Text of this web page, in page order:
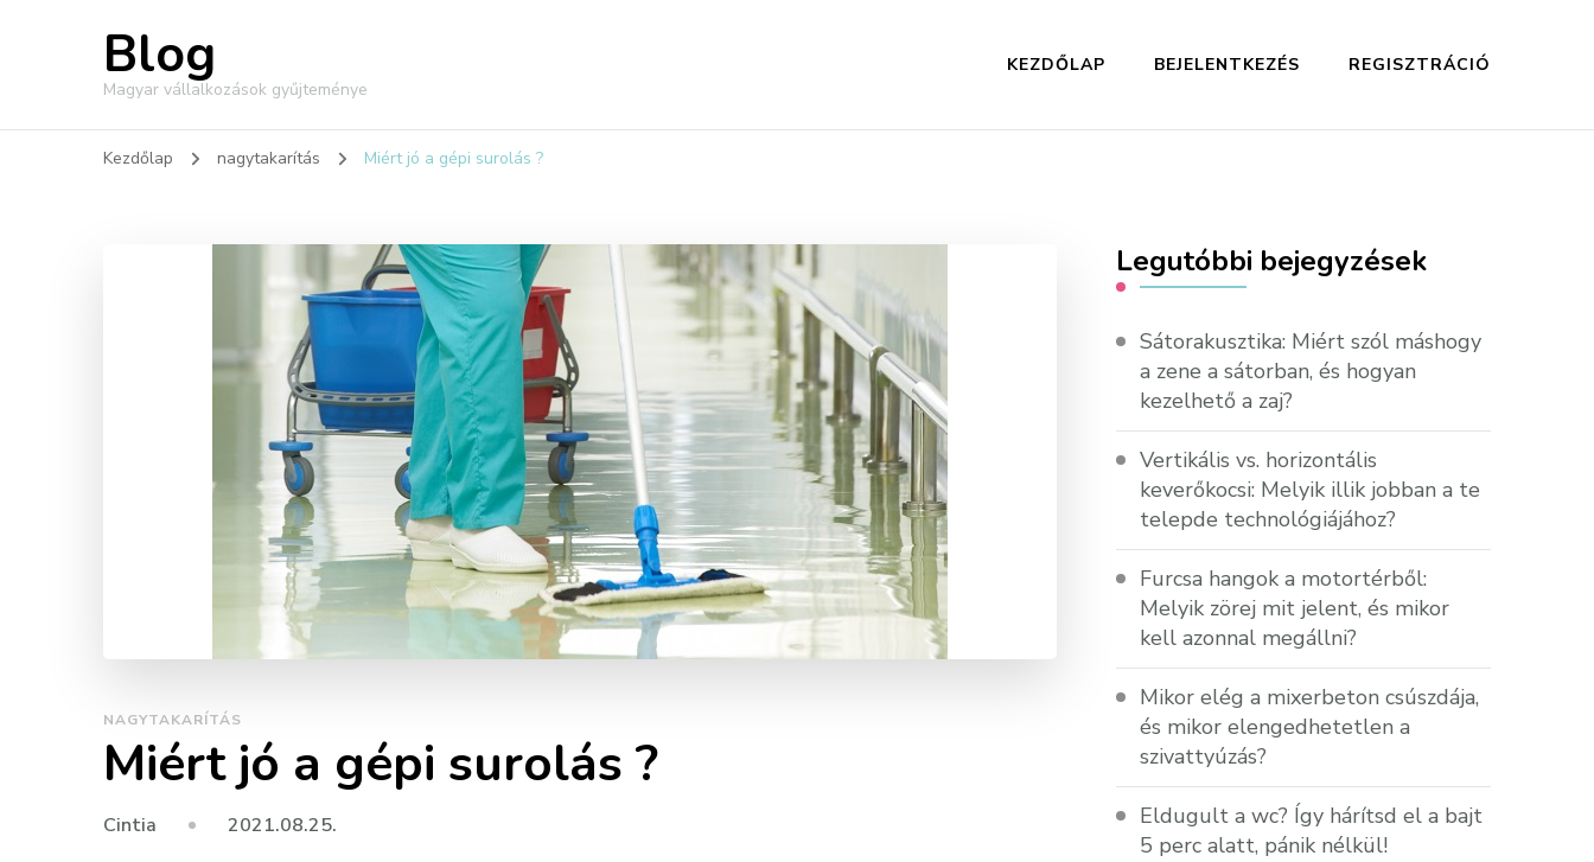
Blog
Magyar vállalkozások gyűjteménye
KEZDŐLAP BEJELENTKEZÉS REGISZTRÁCIÓ
Kezdőlap nagytakarítás Miért jó a gépi surolás ?
NAGYTAKARÍTÁS
Miért jó a gépi surolás ?
Cintia 2021.08.25.
Legutóbbi bejegyzések
Sátorakusztika: Miért szól máshogy
a zene a sátorban, és hogyan
kezelhető a zaj?
Vertikális vs. horizontális
keverőkocsi: Melyik illik jobban a te
telepde technológiájához?
Furcsa hangok a motortérből:
Melyik zörej mit jelent, és mikor
kell azonnal megállni?
Mikor elég a mixerbeton csúszdája,
és mikor elengedhetetlen a
szivattyúzás?
Eldugult a wc? Így hárítsd el a bajt
5 perc alatt, pánik nélkül!